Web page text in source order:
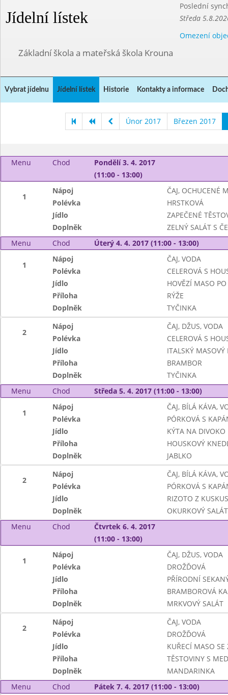
Jídelní lístek
Poslední
Středa
Omezení
Základní škola a mateřská škola Krouna
Vybrat jídelnu Jídelní lístek Historie Kontakty a informace
Únor 2017 Březen 2017
Menu Chod
Pondělí 3. 4. 2017
(11:00 - 13:00)
1
Nápoj
ČAJ, OCHUCENÉ
Polévka
HRSTKOVÁ
Jídlo
ZAPEČENÉ
Doplněk
ZELNÝ SALÁT S
Menu
Chod Úterý 4. 4. 2017 (11:00 - 13:00)
1
Nápoj
ČAJ, VODA
Polévka
CELEROVÁ S
Jídlo
HOVĚZÍ MASO
Příloha
RÝŽE
Doplněk
TYČINKA
2
Nápoj
ČAJ, DŽUS, VODA
Polévka
CELEROVÁ S
Jídlo
ITALSKÝ MASOVÝ
Příloha
BRAMBOR
Doplněk
TYČINKA
Menu
Chod Středa 5. 4. 2017 (11:00 - 13:00)
1
Nápoj
ČAJ, BÍLÁ KÁVA,
Polévka
PÓRKOVÁ S
Jídlo
KÝTA NA DIVOKO
Příloha
HOUSKOVÝ
Doplněk
JABLKO
2
Nápoj
ČAJ, BÍLÁ KÁVA,
Polévka
PÓRKOVÁ S
Jídlo
RIZOTO Z
Doplněk
OKURKOVÝ
Menu
Chod
Čtvrtek 6. 4. 2017
(11:00 - 13:00)
1
Nápoj
ČAJ, DŽUS, VODA
Polévka
DROŽĎOVÁ
Jídlo
PŘÍRODNÍ
Příloha
BRAMBOROVÁ
Doplněk
MRKVOVÝ SALÁT
2
Nápoj
ČAJ, VODA
Polévka
DROŽĎOVÁ
Jídlo
KUŘECÍ MASO
Příloha
TĚSTOVINY S
Doplněk
MANDARINKA
Menu
Chod Pátek 7. 4. 2017 (11:00 - 13:00)